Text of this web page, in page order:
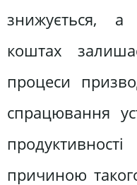
знижується,
коштах
процеси
спрацювання
причиною